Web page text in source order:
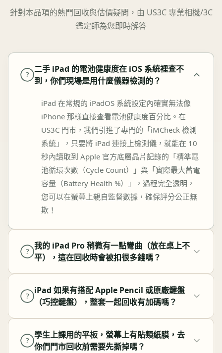
針對本品項的熱門回收與估價疑問，由 US3C 專業相機/3C
鑑定師為您即時解答
?
二手 iPad 的電池健康度在 iOS 系統裡查不
到，你們現場是用什麼儀器檢測的？
iPad 在常規的 iPadOS 系統設定內確實無法像
iPhone 那樣直接查看電池健康度百分比。在
US3C 門市，我們引進了專門的「iMCheck 檢測
系統」，只要將 iPad 連接上檢測儀，就能在 10
秒內讀取到 Apple 官方底層晶片記錄的「精準電
池循環次數（Cycle Count）」與「實際最大蓄電
容量（Battery Health %）」，過程完全透明，
您可以在螢幕上親自監督數據，確保評分公正無
欺！
?
我的 iPad Pro 稍微有一點彎曲（放在桌上不
平），這在回收時會被扣很多錢嗎？
?
iPad 如果有搭配 Apple Pencil 或原廠鍵盤
（巧控鍵盤），整套一起回收有加碼嗎？
?
學生上課用的平板，螢幕上有貼類紙膜，去
你們門市回收前需要先撕掉嗎？